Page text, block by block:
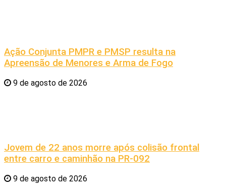
Ação Conjunta PMPR e PMSP resulta na
Apreensão de Menores e Arma de Fogo
9 de agosto de 2026
Jovem de 22 anos morre após colisão frontal
entre carro e caminhão na PR-092
9 de agosto de 2026